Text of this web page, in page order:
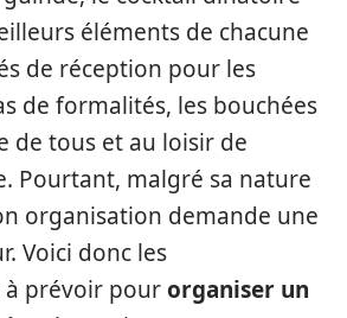
éléments de chacune
de réception pour les
de formalités, les bouchées
de tous et au loisir de
Pourtant, malgré sa nature
organisation demande une
Voici donc les
à prévoir pourorganiser un